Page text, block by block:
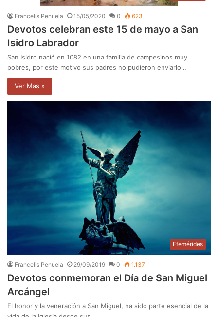
Francelis Penuela 15/05/2020 0 623
Devotos celebran este 15 de mayo a San
Isidro Labrador
San Isidro nació en 1082 en una familia de campesinos muy
pobres, por este motivo sus padres no pudieron enviarlo…
Ver Mas »
Efemérides
Francelis Penuela 29/09/2019 0 1.137
Devotos conmemoran el Día de San Miguel
Arcángel
El honor y la veneración a San Miguel, ha sido parte esencial de la